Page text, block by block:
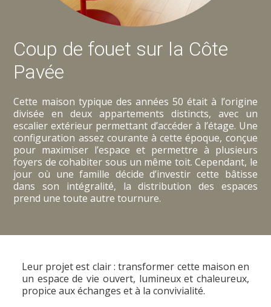
Coup de fouet sur la Côte
Pavée
Cette maison typique des années 50 était à l’origine
divisée en deux appartements distincts, avec un
escalier extérieur permettant d’accéder à l’étage. Une
configuration assez courante à cette époque, conçue
pour maximiser l’espace et permettre à plusieurs
foyers de cohabiter sous un même toit. Cependant, le
jour où une famille décide d’investir cette bâtisse
dans son intégralité, la distribution des espaces
prend une toute autre tournure.
Leur projet est clair : transformer cette maison en
un espace de vie ouvert, lumineux et chaleureux,
propice aux échanges et à la convivialité.